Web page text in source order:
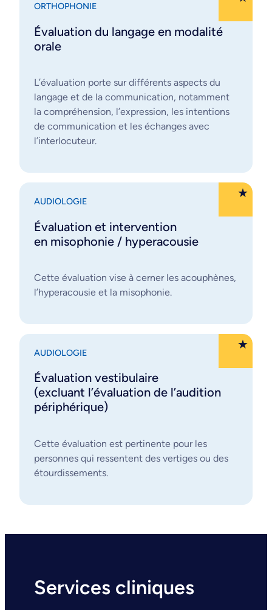
ORTHOPHONIE
Évaluation du langage en modalité
orale
L’évaluation porte sur différents aspects du
langage et de la communication, notamment
la compréhension, l’expression, les intentions
de communication et les échanges avec
l’interlocuteur.
AUDIOLOGIE
Évaluation et intervention
en misophonie / hyperacousie
Cette évaluation vise à cerner les acouphènes,
l’hyperacousie et la misophonie.
AUDIOLOGIE
Évaluation vestibulaire
(excluant l’évaluation de l’audition
périphérique)
Cette évaluation est pertinente pour les
personnes qui ressentent des vertiges ou des
étourdissements.
Services cliniques